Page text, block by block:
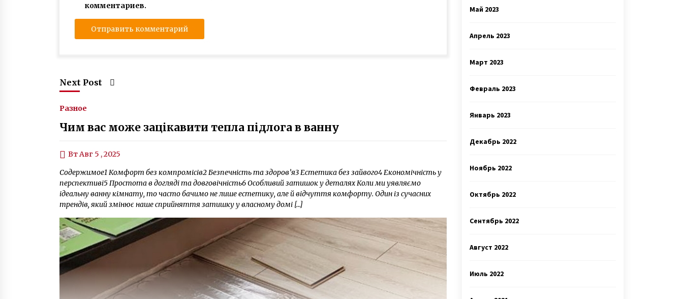
комментариев.
Next Post
Разное
Чим вас може зацікавити тепла підлога в ванну
Вт Авг 5 , 2025
Содержимое1 Комфорт без компромісів2 Безпечність та здоров’я3 Естетика без зайвого4 Економічність у
перспективі5 Простота в догляді та довговічність6 Особливий затишок у деталях Коли ми уявляємо
ідеальну ванну кімнату, то часто бачимо не лише естетику, але й відчуття комфорту. Один із сучасних
трендів, який змінює наше сприйняття затишку у власному домі […]
Май 2023
Апрель 2023
Март 2023
Февраль 2023
Январь 2023
Декабрь 2022
Ноябрь 2022
Октябрь 2022
Сентябрь 2022
Август 2022
Июль 2022